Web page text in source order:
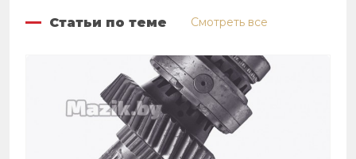
Статьи по теме Смотреть все